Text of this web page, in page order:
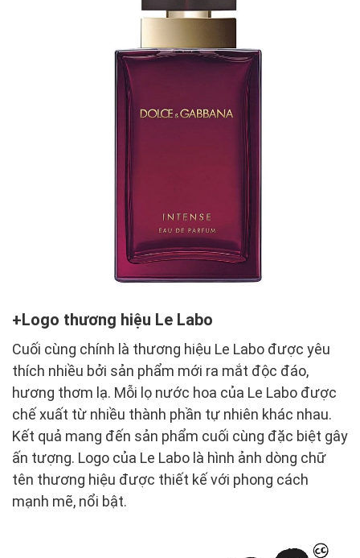
Logo thương hiệu Le Labo
Cuối cùng chính là thương hiệu Le Labo được yêu
thích nhiều bởi sản phẩm mới ra mắt độc đáo,
hương thơm lạ. Mỗi lọ nước hoa của Le Labo được
chế xuất từ nhiều thành phần tự nhiên khác nhau.
Kết quả mang đến sản phẩm cuối cùng đặc biệt gây
ấn tượng. Logo của Le Labo là hình ảnh dòng chữ
tên thương hiệu được thiết kế với phong cách
mạnh mẽ, nổi bật.